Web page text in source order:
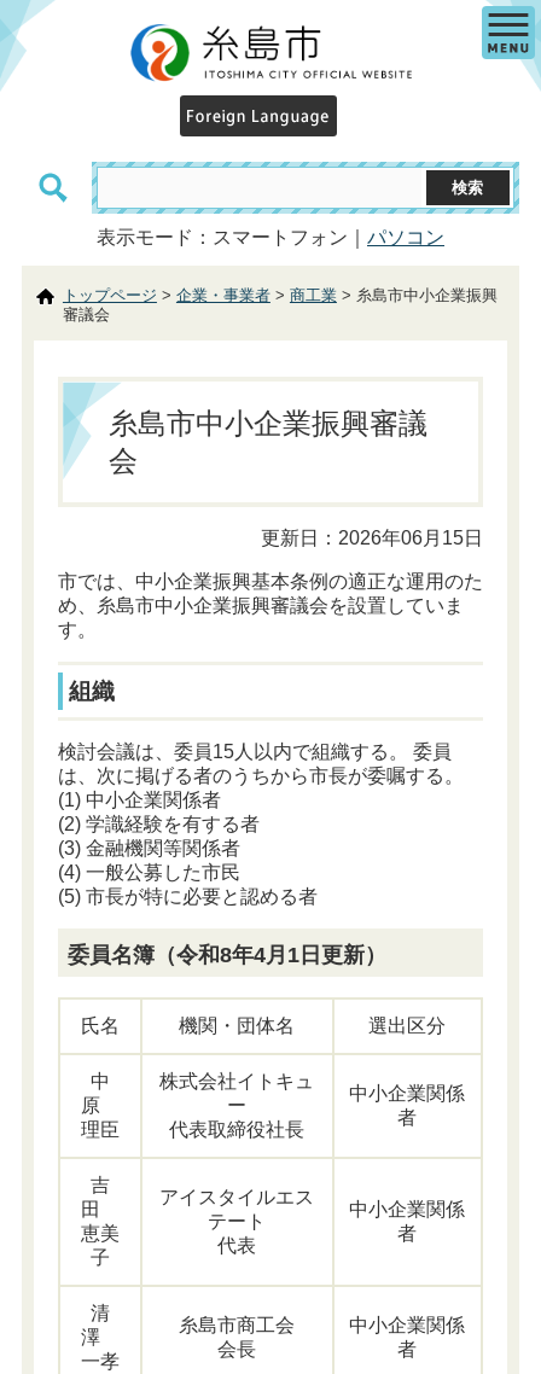
表示モード：スマートフォン｜ パソコン
トップページ > 企業・事業者> 商工業> 糸島市中小企業振興
審議会
糸島市中小企業振興審議
会
更新日：2026年06月15日
市では、中小企業振興基本条例の適正な運用のた
め、糸島市中小企業振興審議会を設置していま
す。
組織
検討会議は、委員15人以内で組織する。 委員
は、次に掲げる者のうちから市長が委嘱する。
(1) 中小企業関係者
(2) 学識経験を有する者
(3) 金融機関等関係者
(4) 一般公募した市民
(5) 市長が特に必要と認める者
委員名簿（令和8年4月1日更新）
氏名 機関・団体名 選出区分
中
原
理臣
株式会社イトキュ
ー
代表取締役社長
中小企業関係
者
吉
田
恵美
子
アイスタイルエス
テート
代表
中小企業関係
者
清
澤
一孝
糸島市商工会
会長
中小企業関係
者